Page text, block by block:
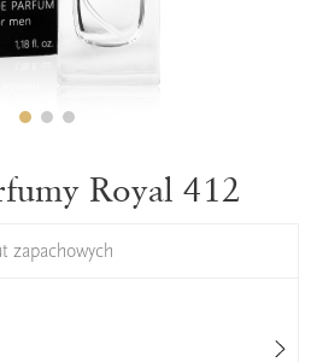
Royal 412
zapachowych